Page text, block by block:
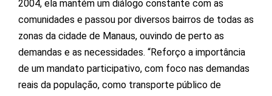
2004, ela mantém um diálogo constante com as
comunidades e passou por diversos bairros de todas as
zonas da cidade de Manaus, ouvindo de perto as
demandas e as necessidades. “Reforço a importância
de um mandato participativo, com foco nas demandas
reais da população, como transporte público de